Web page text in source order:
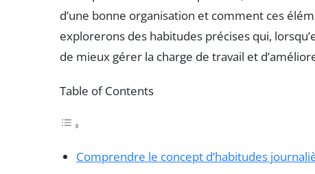
d’une bonne organisation et comment ces
explorerons des habitudes précises qui,
de mieux gérer la charge de travail et
Table of Contents
Comprendre le concept d’habitudes